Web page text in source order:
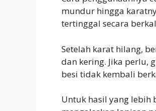
mundur hingga
tertinggal secara
Setelah karat hilang,
dan kering. Jika perlu,
besi tidak kembali
Untuk hasil yang lebih